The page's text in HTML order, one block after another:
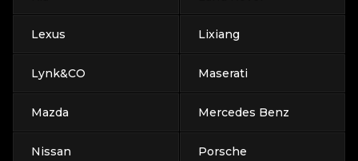
Lexus Lixiang
Lynk&CO Maserati
Mazda Mercedes Benz
Nissan Porsche